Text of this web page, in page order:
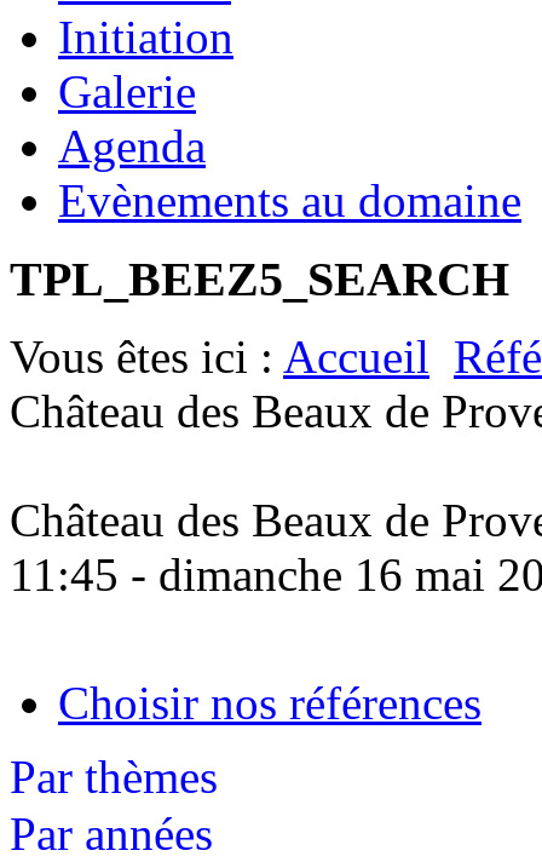
Initiation
Galerie
Agenda
Evènements au domaine
TPL_BEEZ5_SEARCH
Vous êtes ici : Accueil
Château des Beaux de
Château des Beaux de
11:45 - dimanche 16 mai
Choisir nos références
Par thèmes
Par années